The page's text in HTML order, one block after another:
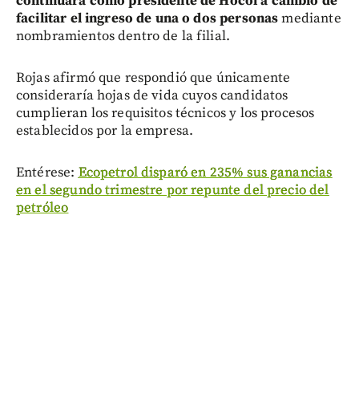
facilitar el ingreso de una o dos personasmediante
nombramientos dentro de la filial.
Rojas afirmó que respondió que únicamente
consideraría hojas de vida cuyos candidatos
cumplieran los requisitos técnicos y los procesos
establecidos por la empresa.
Entérese: Ecopetrol disparó en 235% sus ganancias
en el segundo trimestre por repunte del precio del
petróleo